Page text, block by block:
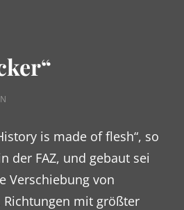
is made of flesh“, so
der FAZ, und gebaut sei
Verschiebung von
Richtungen mit größter